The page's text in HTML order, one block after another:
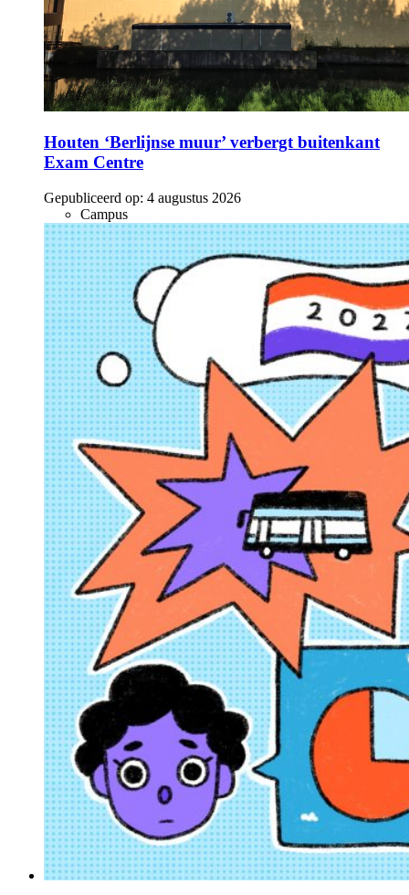
Houten ‘Berlijnse muur’ verbergt buitenkant
Exam Centre
Gepubliceerd op: 4 augustus 2026
Campus